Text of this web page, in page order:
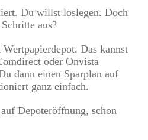
Du willst loslegen. Doch
aus?
Das kannst
oder Onvista
dann einen Sparplan auf
ganz einfach.
Depoteröffnung, schon